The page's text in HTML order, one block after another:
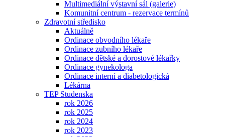
Multimediální výstavní sál (galerie)
Komunitní centrum - rezervace termínů
Zdravotní středisko
Aktuálně
Ordinace obvodního lékaře
Ordinace zubního lékaře
Ordinace dětské a dorostové lékařky
Ordinace gynekologa
Ordinace interní a diabetologická
Lékárna
TEP Studenska
rok 2026
rok 2025
rok 2024
rok 2023